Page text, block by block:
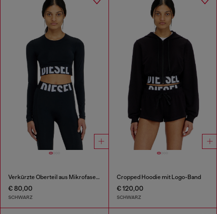
Verkürzte Oberteil aus Mikrofaser mit Cut-off-Logo
€ 80,00
SCHWARZ
Cropped Hoodie mit Logo-Band
€ 120,00
SCHWARZ